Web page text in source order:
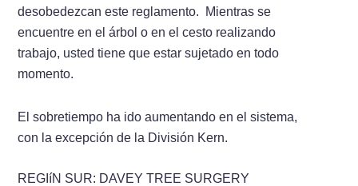
desobedezcan este reglamento. Mientras se
encuentre en el árbol o en el cesto realizando
trabajo, usted tiene que estar sujetado en todo
momento.
El sobretiempo ha ido aumentando en el sistema,
con la excepción de la División Kern.
REGIí­N SUR: DAVEY TREE SURGERY